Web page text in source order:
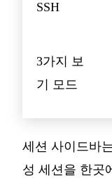
SSH
3가지 보
기 모드
세션 사이드바
성 세션을 한곳